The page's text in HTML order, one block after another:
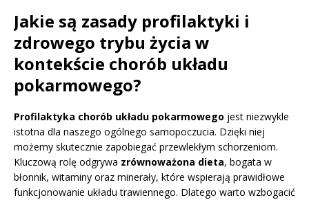
Jakie są zasady profilaktyki i
zdrowego trybu życia w
kontekście chorób układu
pokarmowego?
Profilaktyka chorób układu pokarmowego jest niezwykle
istotna dla naszego ogólnego samopoczucia. Dzięki niej
możemy skutecznie zapobiegać przewlekłym schorzeniom.
Kluczową rolę odgrywa zrównoważona dieta, bogata w
błonnik, witaminy oraz minerały, które wspierają prawidłowe
funkcjonowanie układu trawiennego. Dlatego warto wzbogacić